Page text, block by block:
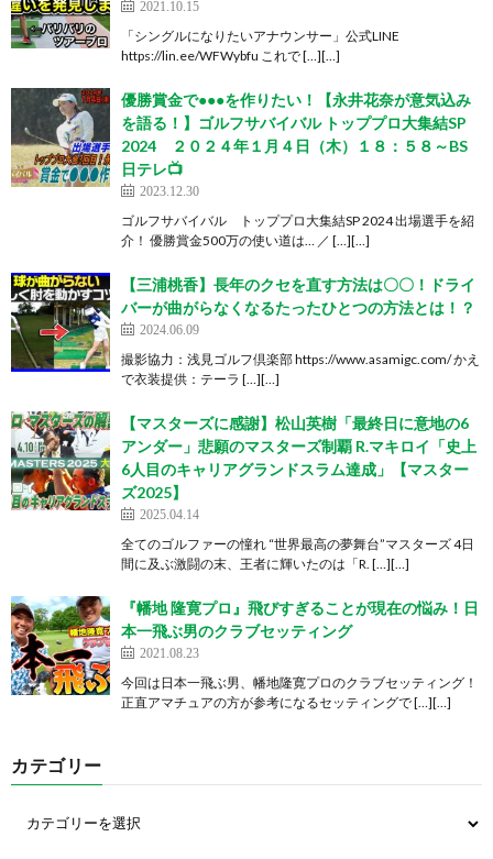
2021.10.15
「シングルになりたいアナウンサー」公式LINE
https://lin.ee/WFWybfu これで […][…]
優勝賞金で●●●を作りたい！【永井花奈が意気込み
を語る！】ゴルフサバイバル トッププロ大集結SP
2024 ２０２４年１月４日（木）１８：５８～BS
日テレ📺
2023.12.30
ゴルフサバイバル トッププロ大集結SP 2024 出場選手を紹
介！ 優勝賞金500万の使い道は… ／ […][…]
【三浦桃香】長年のクセを直す方法は〇〇！ドライ
バーが曲がらなくなるたったひとつの方法とは！？
2024.06.09
撮影協力：浅見ゴルフ倶楽部 https://www.asamigc.com/ かえ
で衣装提供：テーラ […][…]
【マスターズに感謝】松山英樹「最終日に意地の6
アンダー」悲願のマスターズ制覇 R.マキロイ「史上
6人目のキャリアグランドスラム達成」【マスター
ズ2025】
2025.04.14
全てのゴルファーの憧れ “世界最高の夢舞台”マスターズ 4日
間に及ぶ激闘の末、王者に輝いたのは「R. […][…]
『幡地 隆寛プロ』飛びすぎることが現在の悩み！日
本一飛ぶ男のクラブセッティング
2021.08.23
今回は日本一飛ぶ男、幡地隆寛プロのクラブセッティング！
正直アマチュアの方が参考になるセッティングで […][…]
カテゴリー